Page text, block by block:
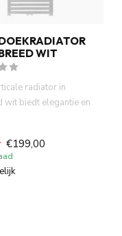
WIT
radiator in
wit biedt elegantie en
€199,00